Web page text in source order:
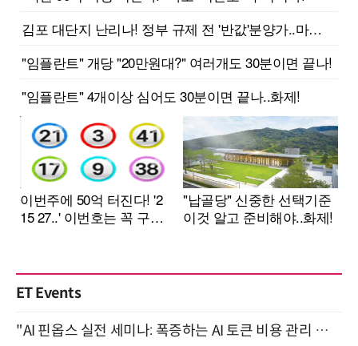
ET Events
"AI 핀옵스 실전 세미나: 폭증하는 AI 토큰 비용 관리 전략" 8월 21일 개최